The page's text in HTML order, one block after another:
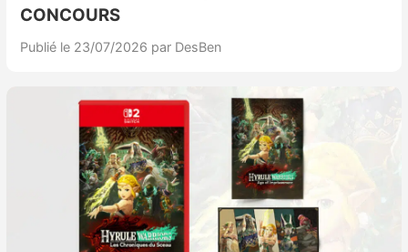
Tests de jeux
Autres tests
Previews
Précommandes
CONCOURS
Publié le 23/07/2026 par DesBen